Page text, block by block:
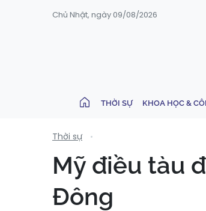
Chủ Nhật, ngày 09/08/2026
THỜI SỰ KHOA HỌC &
Thời sự
Mỹ điều tàu
Đông